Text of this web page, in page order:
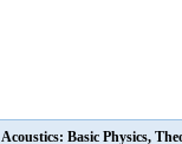
Acoustics: Basic Physics,